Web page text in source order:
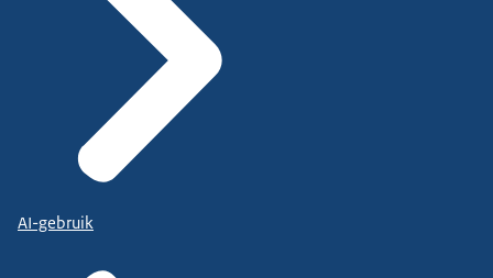
AI-gebruik